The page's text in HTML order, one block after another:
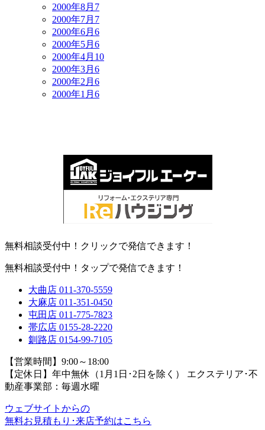
2000年8月 7
2000年7月 7
2000年6月 6
2000年5月 6
2000年4月 10
2000年3月 6
2000年2月 6
2000年1月 6
無料相談受付中！クリックで発信できます！
無料相談受付中！タップで発信できます！
大曲店 011-370-5559
大麻店 011-351-0450
屯田店 011-775-7823
帯広店 0155-28-2220
釧路店 0154-99-7105
【営業時間】9:00～18:00
【定休日】年中無休（1月1日･2日を除く） エクステリア･不
動産事業部：毎週水曜
ウェブサイトからの
無料お見積もり･来店予約はこちら